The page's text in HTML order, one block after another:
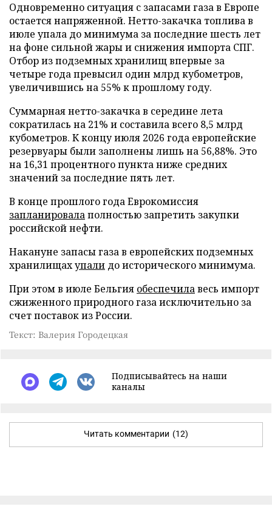
Одновременно ситуация с запасами газа в Европе
остается напряженной. Нетто-закачка топлива в
июле упала до минимума за последние шесть лет
на фоне сильной жары и снижения импорта СПГ.
Отбор из подземных хранилищ впервые за
четыре года превысил один млрд кубометров,
увеличившись на 55% к прошлому году.
Суммарная нетто-закачка в середине лета
сократилась на 21% и составила всего 8,5 млрд
кубометров. К концу июля 2026 года европейские
резервуары были заполнены лишь на 56,88%. Это
на 16,31 процентного пункта ниже средних
значений за последние пять лет.
В конце прошлого года Еврокомиссия
запланировалаполностью запретить закупки
российской нефти.
Накануне запасы газа в европейских подземных
хранилищахупали до исторического минимума.
При этом в июле Бельгия обеспечилавесь импорт
сжиженного природного газа исключительно за
счет поставок из России.
Текст: Валерия Городецкая
Подписывайтесь на наши
каналы
Читать комментарии (12)